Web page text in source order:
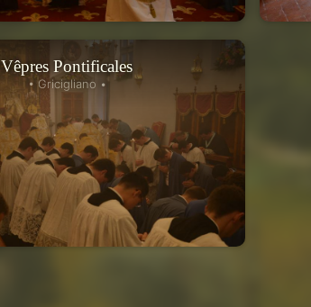
Vêpres Pontificales
• Gricigliano •